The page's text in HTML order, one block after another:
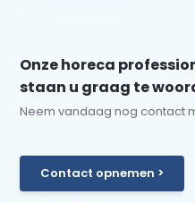
Onze horeca
staan u graag te
Neem vandaag nog contact
Contact opnemen >